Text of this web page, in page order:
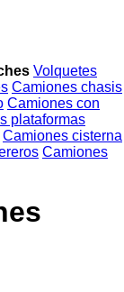
Volquetes
Camiones chasis
Camiones con
plataformas
Camiones cisterna
Camiones